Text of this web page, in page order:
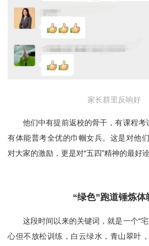
家长群里反响好
他们中有提前返校的骨干，有课程考
有体能普考全优的巾帼女兵。这是对他
对大家的激励，更是对“五四”精神的最好诠
“绿色”跑道锤炼体
这段时间以来的关键词，就是一个“
心但不放松训练，白云绿水，青山翠叶